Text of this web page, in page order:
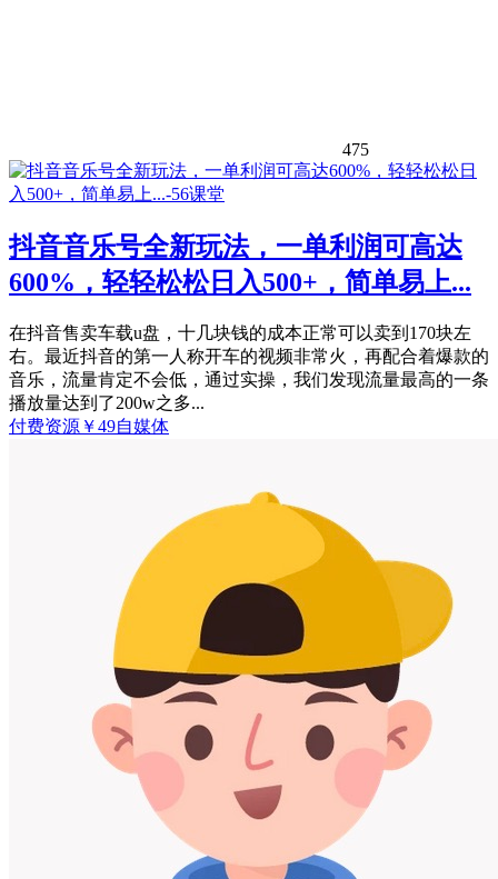
475
抖音音乐号全新玩法，一单利润可高达
600%，轻轻松松日入500+，简单易上...
在抖音售卖车载u盘，十几块钱的成本正常可以卖到170块左
右。最近抖音的第一人称开车的视频非常火，再配合着爆款的
音乐，流量肯定不会低，通过实操，我们发现流量最高的一条
播放量达到了200w之多...
付费资源 ￥49自媒体